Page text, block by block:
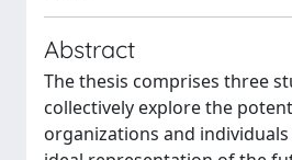
Abstract
The thesis comprises three
collectively explore the
organizations and